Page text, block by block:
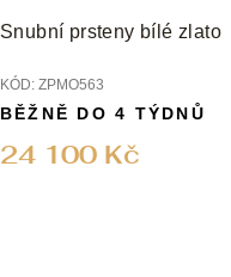
Snubní prsteny bílé zlato
KÓD: ZPMO563
24 100 Kč
BĚŽNĚ DO 4 TÝDNŮ